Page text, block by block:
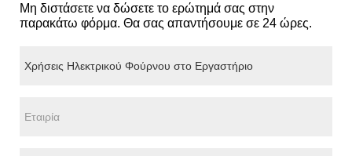
Μη διστάσετε να δώσετε το ερώτημά σας στην
παρακάτω φόρμα. Θα σας απαντήσουμε σε 24 ώρες.